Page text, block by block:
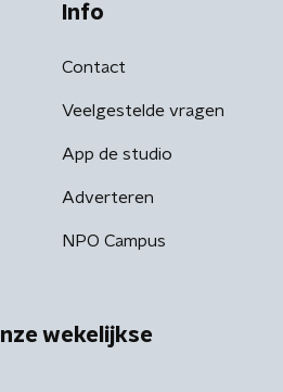
Info
Contact
Veelgestelde vragen
App de studio
Adverteren
NPO Campus
wekelijkse